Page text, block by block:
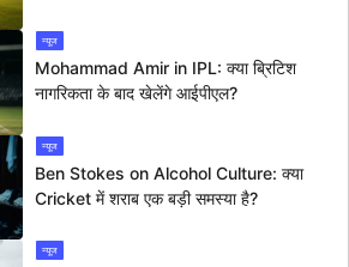
न्यूज
Mohammad Amir in IPL: क्या ब्रिटिश
नागरिकता के बाद खेलेंगे आईपीएल?
न्यूज
Ben Stokes on Alcohol Culture: क्या
Cricket में शराब एक बड़ी समस्या है?
न्यूज